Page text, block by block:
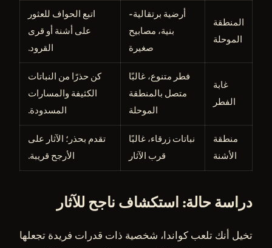
المنطقة
الموحلة
أرضية برتقالية-
بنية، مصابيح
صغيرة
اتبع الحواف للعثور
على أشنة أو قرى
القرود.
غابة
الفطر
فطر متنوع، غالبًا
متصل بالمنطقة
الموحلة
كن حذرًا من النباتات
الكثيفة والمسارات
المسدودة.
منطقة
الأشنة
نباتات زرقاء، غالبًا
قرب الآثار
تقدم بحذر؛ الآثار على
الأرجح قريبة.
دراسة حالة: استكشاف ناجح للآثار
تخيل أنك تلعب كواندا، شخصية ذات قدرات فريدة تجعلها